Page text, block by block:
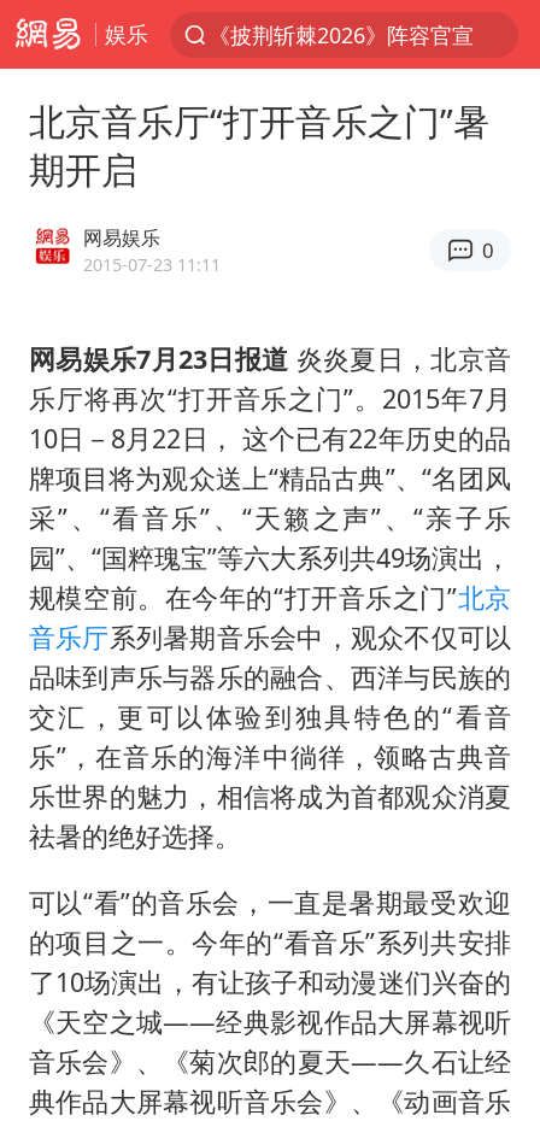
娱乐
《披荆斩棘2026》阵容官宣
浙江省甬江发生2026年第1号洪水
美将每月供乌爱国者拦截导弹
全球最大级别运输船通过长江大桥
央视新主播李秋莹母校发文祝贺
上门女婿出轨女邻居多年被判重婚罪
国足U17与阿森纳决赛取消 并列冠军
香港刷新1884年以来最高气温纪录
上海全力守护市民“菜篮子”
暑期研学游升温 在旅途中增长知识
猫咪过火把节被抹成黑猫
宝妈给四胞胎取名平安喜乐
BLG经理辟谣Bin离队
北京音乐厅“打开音乐之门”暑
期开启
网易娱乐
2015-07-23 11:11
0
网易娱乐7月23日报道 炎炎夏日，北京音
乐厅将再次“打开音乐之门”。2015年7月
10日－8月22日， 这个已有22年历史的品
牌项目将为观众送上“精品古典”、“名团风
采”、“看音乐”、“天籁之声”、“亲子乐
园”、“国粹瑰宝”等六大系列共49场演出，
规模空前。在今年的“打开音乐之门”北京
音乐厅系列暑期音乐会中，观众不仅可以
品味到声乐与器乐的融合、西洋与民族的
交汇，更可以体验到独具特色的“看音
乐”，在音乐的海洋中徜徉，领略古典音
乐世界的魅力，相信将成为首都观众消夏
祛暑的绝好选择。
可以“看”的音乐会，一直是暑期最受欢迎
的项目之一。今年的“看音乐”系列共安排
了10场演出，有让孩子和动漫迷们兴奋的
《天空之城——经典影视作品大屏幕视听
音乐会》、《菊次郎的夏天——久石让经
典作品大屏幕视听音乐会》、《动画音乐